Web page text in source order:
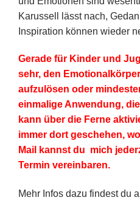
Karussell lässt nach,
Inspiration können wieder
Gerade für Kinder und
sehr, den
aufzulösen oder
einmalige Anwendung,
kann über die Ferne
immer dort geschehen,
Mail kannst du mich
Termin vereinbaren.
Mehr Infos dazu findest du